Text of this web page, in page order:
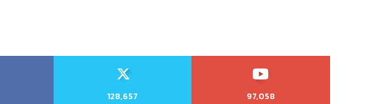
128,657
97,058